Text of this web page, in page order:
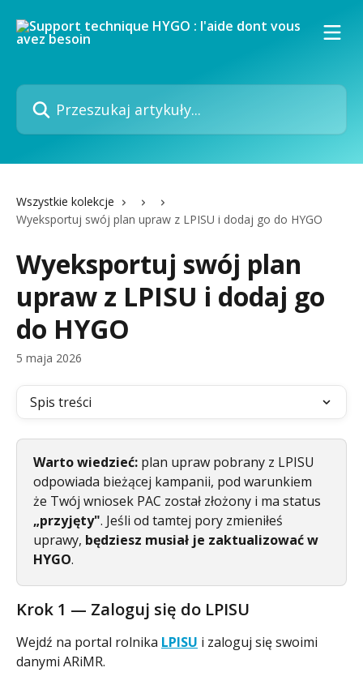
Przeszukaj artykuły...
Wszystkie kolekcje
Wyeksportuj swój plan upraw z LPISU i dodaj go do HYGO
Wyeksportuj swój plan
upraw z LPISU i dodaj go
do HYGO
5 maja 2026
Spis treści
Warto wiedzieć: plan upraw pobrany z LPISU
odpowiada bieżącej kampanii, pod warunkiem
że Twój wniosek PAC został złożony i ma status
„przyjęty". Jeśli od tamtej pory zmieniłeś
uprawy, będziesz musiał je zaktualizować w
HYGO.
Krok 1 — Zaloguj się do LPISU
Wejdź na portal rolnika LPISU i zaloguj się swoimi
danymi ARiMR.